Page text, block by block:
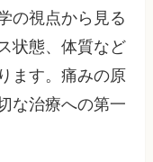
の視点から見る
状態、体質など
ます。痛みの原
な治療への第一